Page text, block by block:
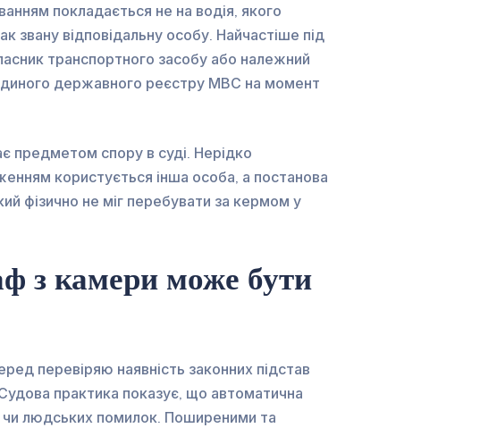
покладається не на водія, якого
звану відповідальну особу. Найчастіше під
транспортного засобу або належний
державного реєстру МВС на момент
предметом спору в суді. Нерідко
користується інша особа, а постанова
фізично не міг перебувати за кермом у
з камери може бути
перевіряю наявність законних підстав
практика показує, що автоматична
чи людських помилок. Поширеними та